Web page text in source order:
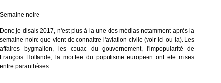
Semaine noire
Donc je disais 2017, n'est plus à la une des médias notamment après la
semaine noire que vient de connaitre l'aviation civile (voirici ou la). Les
affaires bygmalion, les couac du gouvernement, l'impopularité de
François Hollande, la montée du populisme européen ont éte mises
entre paranthèses.